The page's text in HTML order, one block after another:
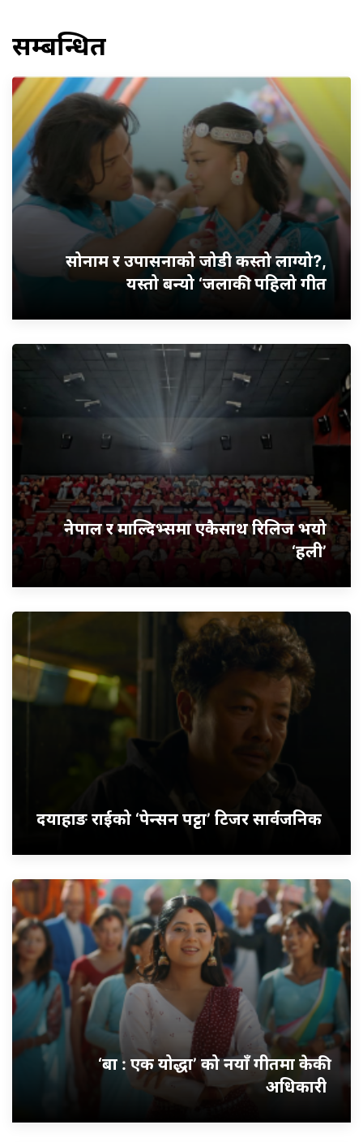
सम्बन्धित
सोनाम र उपासनाको जोडी कस्तो लाग्यो?,
यस्तो बन्यो ‘जलाकी’ पहिलो गीत
नेपाल र माल्दिभ्समा एकैसाथ रिलिज भयो
‘हली’
दयाहाङ राईको ‘पेन्सन पट्टा’ टिजर सार्वजनिक
‘बा : एक योद्धा’ को नयाँ गीतमा केकी
अधिकारी